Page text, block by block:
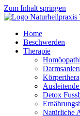
Zum Inhalt springen
Home
Beschwerden
Therapie
Detox
Natürliche